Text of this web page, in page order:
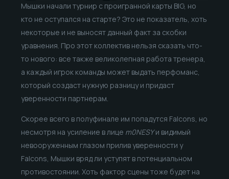
Мышки начали турнир с проигранной карты BIG, но
кто не оступался на старте? Это не показатель, хоть
некоторые и не выносят данный факт за скобки
уравнения. Про этот коллектив нельзя сказать что-
то нового: все также великолепная работа тренера,
а каждый игрок команды может выдать перфоманс,
который создаст нужную разницу и придаст
уверенности партнерам.
Скорее всего в полуфинале им попадутся Falcons, но
несмотря на усиление в лице m0NESYи видимый
невооруженным глазом прилив уверенности у
Falcons, Мышки вряд ли уступят в потенциальном
противостоянии. Хоть фактор сцены тоже будет на